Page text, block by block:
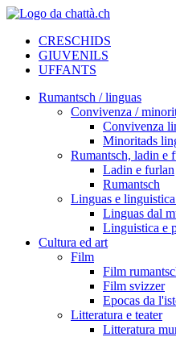
CRESCHIDS
GIUVENILS
UFFANTS
Rumantsch / linguas
Convivenza /
Convivenza
Minoritads
Rumantsch, ladin e
Ladin e furlan
Rumantsch
Linguas e
Linguas dal
Linguistica e
Cultura ed art
Film
Film
Film svizzer
Epocas da
Litteratura e teater
Litteratura